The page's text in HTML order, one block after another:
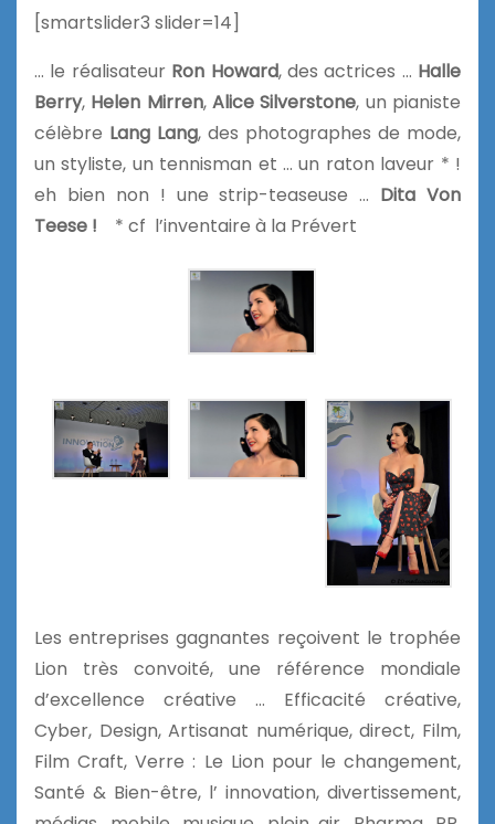
[smartslider3 slider=14]
… le réalisateur Ron Howard, des actrices … Halle
Berry, Helen Mirren,Alice Silverstone, un pianiste
célèbre Lang Lang, des photographes de mode,
un styliste, un tennisman et … un raton laveur * !
eh bien non ! une strip-teaseuse … Dita Von
Teese !
* cf l’inventaire à la Prévert
Les entreprises gagnantes reçoivent le trophée
Lion très convoité, une référence mondiale
d’excellence créative … Efficacité créative,
Cyber, Design, Artisanat numérique, direct, Film,
Film Craft, Verre : Le Lion pour le changement,
Santé & Bien-être, l’ innovation, divertissement,